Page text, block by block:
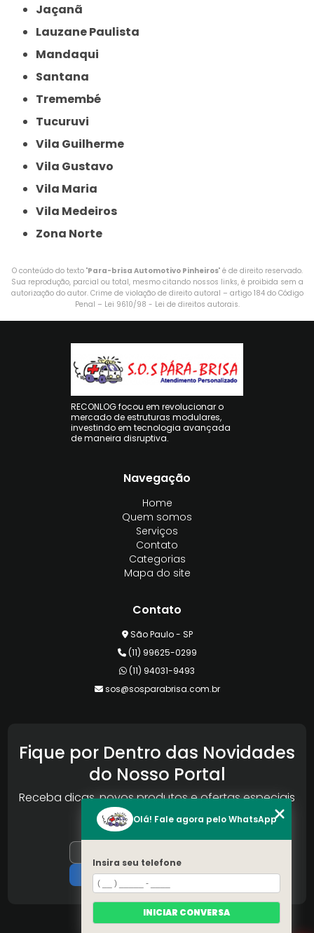
Jaçanã
Lauzane Paulista
Mandaqui
Santana
Tremembé
Tucuruvi
Vila Guilherme
Vila Gustavo
Vila Maria
Vila Medeiros
Zona Norte
O conteúdo do texto "Para-brisa Automotivo Pinheiros" é de direito reservado.
Sua reprodução, parcial ou total, mesmo citando nossos links, é proibida sem a
autorização do autor. Crime de violação de direito autoral – artigo 184 do Código
Penal – Lei 9610/98 - Lei de direitos autorais.
RECONLOG focou em revolucionar o
mercado de estruturas modulares,
investindo em tecnologia avançada
de maneira disruptiva.
Navegação
Home
Quem somos
Serviços
Contato
Categorias
Mapa do site
Contato
São Paulo - SP
(11) 99625-0299
(11) 94031-9493
sos@sosparabrisa.com.br
Fique por Dentro das Novidades
do Nosso Portal
Receba dicas, novos produtos e ofertas especiais
da Reconlog
Olá! Fale agora pelo WhatsApp
Insira seu telefone
INICIAR CONVERSA